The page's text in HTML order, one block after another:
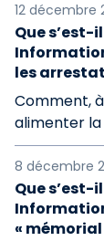
12 décembre
Que s’est-
les
Comment,
alimenter la
8 décembre
Que s’est-
« mémorial